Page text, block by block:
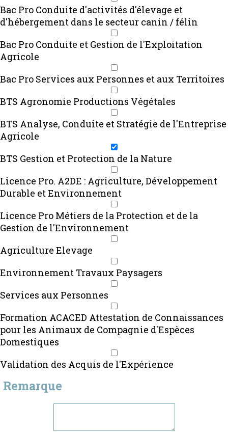
Bac Pro Conduite d'activités d'élevage et
d'hébergement dans le secteur canin / félin
Bac Pro Conduite et Gestion de l'Exploitation
Agricole
Bac Pro Services aux Personnes et aux Territoires
BTS Agronomie Productions Végétales
BTS Analyse, Conduite et Stratégie de l'Entreprise
Agricole
BTS Gestion et Protection de la Nature
Licence Pro. A2DE : Agriculture, Développement
Durable et Environnement
Licence Pro Métiers de la Protection et de la
Gestion de l'Environnement
Agriculture Elevage
Environnement Travaux Paysagers
Services aux Personnes
Formation ACACED Attestation de Connaissances
pour les Animaux de Compagnie d'Espèces
Domestiques
Validation des Acquis de l'Expérience
Remarque